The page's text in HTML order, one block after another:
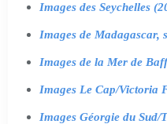
Images des Seychelles
Images de Madagascar,
Images de la Mer de
Images Le Cap/Victoria
Images Géorgie du Sud/